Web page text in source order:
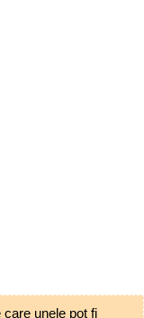
unele pot fi